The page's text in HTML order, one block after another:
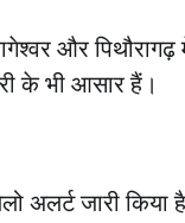
और
के भी आसार हैं।
अलर्ट जारी